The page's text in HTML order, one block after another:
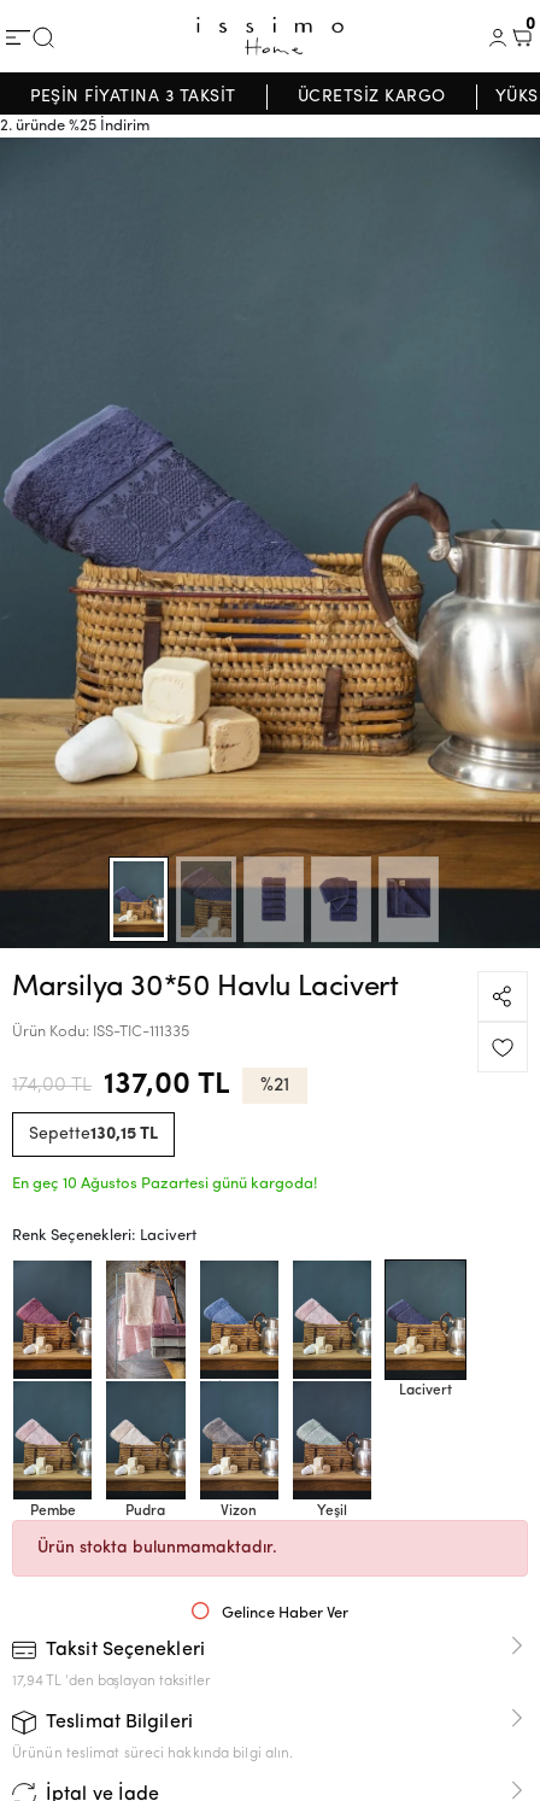
0
PEŞİN FİYATINA 3 TAKSİT ÜCRETSİZ KARGO
2. üründe %25 İndirim
Marsilya 30*50 Havlu Lacivert
Ürün Kodu: ISS-TIC-111335
174,00 TL 137,00 TL %21
Sepette130,15 TL
En geç 10 Ağustos Pazartesi günü kargoda!
Renk Seçenekleri: Lacivert
Lacivert
Pembe Pudra Vizon Yeşil
Ürün stokta bulunmamaktadır.
Gelince Haber Ver
Taksit Seçenekleri
17,94 TL 'den başlayan taksitler
Teslimat Bilgileri
Ürünün teslimat süreci hakkında bilgi alın.
İptal ve İade